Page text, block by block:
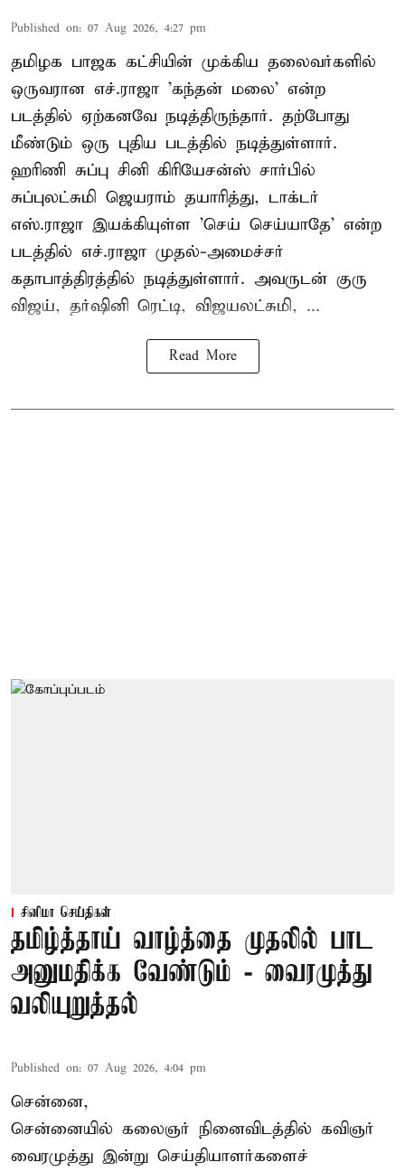
Published on: 07 Aug 2026, 4:27 pm
தமிழக பாஜக கட்சியின் முக்கிய தலைவர்களில்
ஒருவரான எச்.ராஜா 'கந்தன் மலை' என்ற
படத்தில் ஏற்கனவே நடித்திருந்தார். தற்போது
மீண்டும் ஒரு புதிய படத்தில் நடித்துள்ளார்.
ஹரிணி சுப்பு சினி கிரியேசன்ஸ் சார்பில்
சுப்புலட்சுமி ஜெயராம் தயாரித்து, டாக்டர்
எஸ்.ராஜா இயக்கியுள்ள 'செய் செய்யாதே' என்ற
படத்தில் எச்.ராஜா முதல்-அமைச்சர்
கதாபாத்திரத்தில் நடித்துள்ளார். அவருடன் குரு
விஜய், தர்ஷினி ரெட்டி, விஜயலட்சுமி, ...
Read More
சினிமா செய்திகள்
தமிழ்த்தாய் வாழ்த்தை முதலில் பாட
அனுமதிக்க வேண்டும் - வைரமுத்து
வலியுறுத்தல்
Published on: 07 Aug 2026, 4:04 pm
சென்னை,
சென்னையில் கலைஞர் நினைவிடத்தில் கவிஞர்
வைரமுத்து இன்று செய்தியாளர்களைச்